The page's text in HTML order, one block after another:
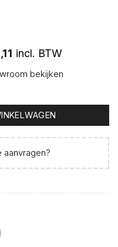
incl. BTW
bekijken
aanvragen?